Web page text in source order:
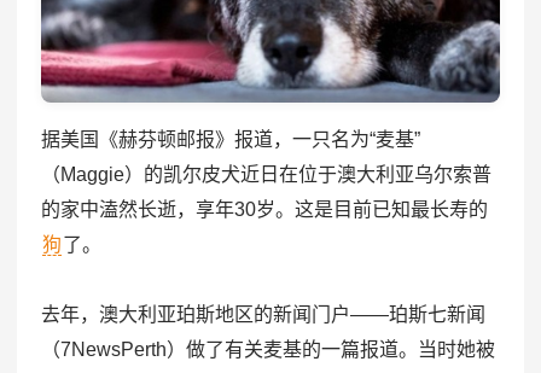
据美国《赫芬顿邮报》报道，一只名为“麦基”
（Maggie）的凯尔皮犬近日在位于澳大利亚乌尔索普
的家中溘然长逝，享年30岁。这是目前已知最长寿的
狗了。
去年，澳大利亚珀斯地区的新闻门户——珀斯七新闻
（7NewsPerth）做了有关麦基的一篇报道。当时她被